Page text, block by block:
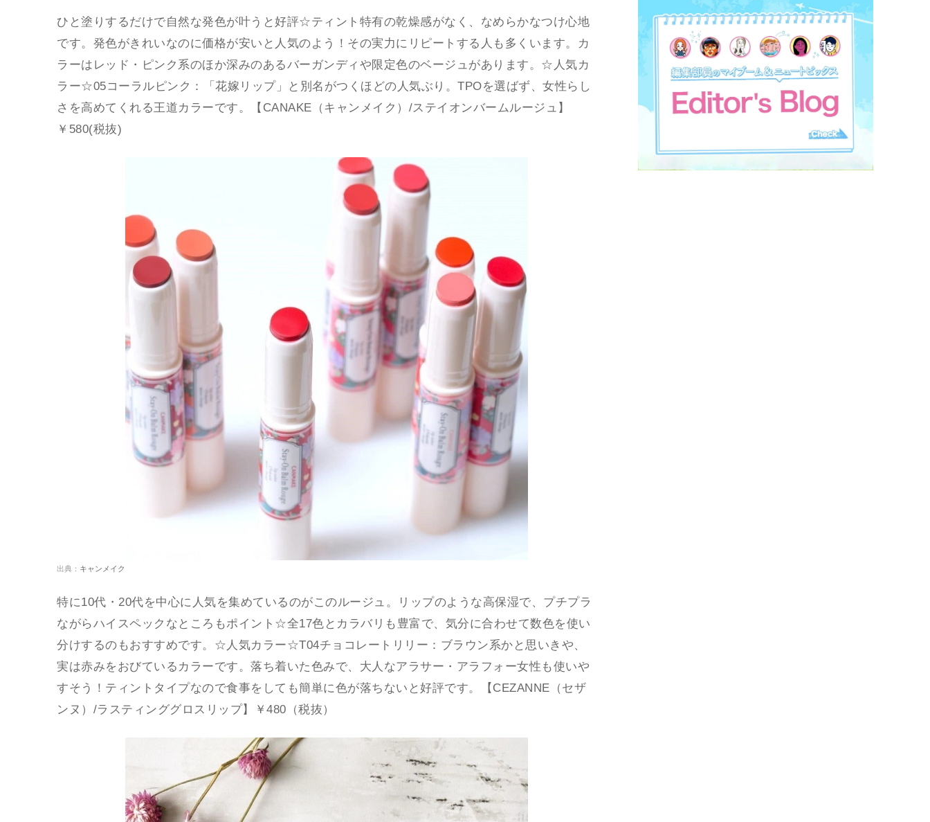
ひと塗りするだけで自然な発色が叶うと好評☆ティント特有の乾燥感がなく、なめらかなつけ心地
です。発色がきれいなのに価格が安いと人気のよう！その実力にリピートする人も多くいます。カ
ラーはレッド・ピンク系のほか深みのあるバーガンディや限定色のベージュがあります。☆人気カ
ラー☆05コーラルピンク：「花嫁リップ」と別名がつくほどの人気ぶり。TPOを選ばず、女性らし
さを高めてくれる王道カラーです。【CANAKE（キャンメイク）/ステイオンバームルージュ】
￥580(税抜)
出典： キャンメイク
特に10代・20代を中心に人気を集めているのがこのルージュ。リップのような高保湿で、プチプラ
ながらハイスペックなところもポイント☆全17色とカラバリも豊富で、気分に合わせて数色を使い
分けするのもおすすめです。☆人気カラー☆T04チョコレートリリー：ブラウン系かと思いきや、
実は赤みをおびているカラーです。落ち着いた色みで、大人なアラサー・アラフォー女性も使いや
すそう！ティントタイプなので食事をしても簡単に色が落ちないと好評です。【CEZANNE（セザ
ンヌ）/ラスティンググロスリップ】￥480（税抜）